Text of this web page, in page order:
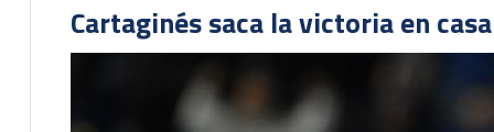
Cartaginés saca la victoria en